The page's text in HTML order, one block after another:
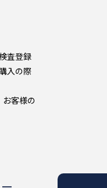
査登録
入の際
客様の